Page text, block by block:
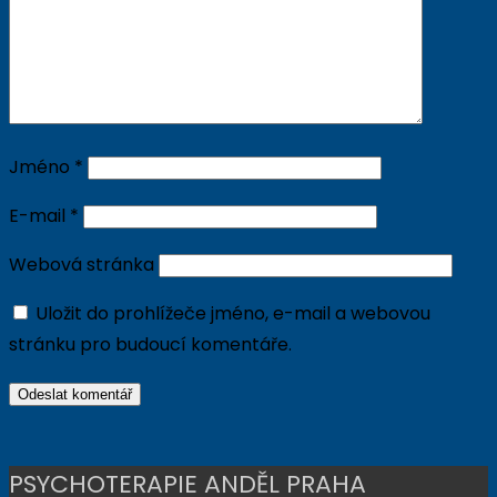
Jméno *
E-mail *
Webová stránka
Uložit do prohlížeče jméno, e-mail a webovou
stránku pro budoucí komentáře.
PSYCHOTERAPIE ANDĚL PRAHA